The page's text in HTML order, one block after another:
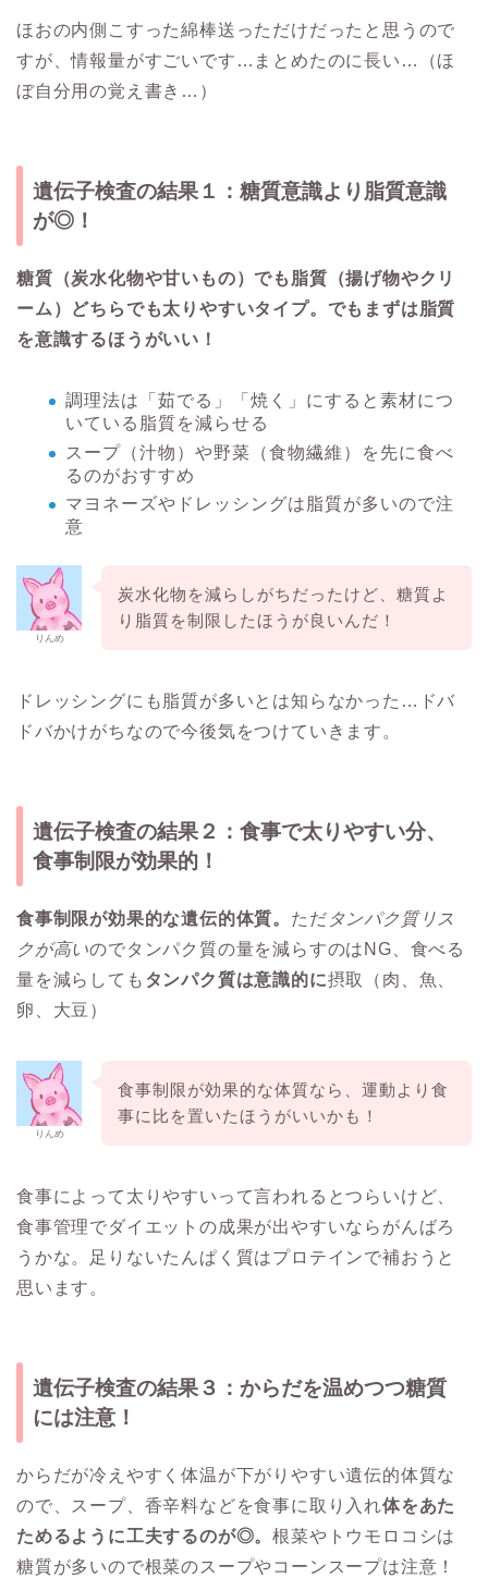
ほおの内側こすった綿棒送っただけだったと思うので
すが、情報量がすごいです…まとめたのに長い…（ほ
ぼ自分用の覚え書き…）
遺伝子検査の結果１：糖質意識より脂質意識
が◎！
糖質（炭水化物や甘いもの）でも脂質（揚げ物やクリ
ーム）どちらでも太りやすいタイプ。でもまずは脂質
を意識するほうがいい！
調理法は「茹でる」「焼く」にすると素材につ
いている脂質を減らせる
スープ（汁物）や野菜（食物繊維）を先に食べ
るのがおすすめ
マヨネーズやドレッシングは脂質が多いので注
意
りんめ
炭水化物を減らしがちだったけど、糖質よ
り脂質を制限したほうが良いんだ！
ドレッシングにも脂質が多いとは知らなかった…ドバ
ドバかけがちなので今後気をつけていきます。
遺伝子検査の結果２：食事で太りやすい分、
食事制限が効果的！
食事制限が効果的な遺伝的体質。 ただ タンパク質リス
クが高いのでタンパク質の量を減らすのはNG、食べる
量を減らしても タンパク質は意識的に摂取（肉、魚、
卵、大豆）
りんめ
食事制限が効果的な体質なら、運動より食
事に比を置いたほうがいいかも！
食事によって太りやすいって言われるとつらいけど、
食事管理でダイエットの成果が出やすいならがんばろ
うかな。足りないたんぱく質はプロテインで補おうと
思います。
遺伝子検査の結果３：からだを温めつつ糖質
には注意！
からだが冷えやすく体温が下がりやすい遺伝的体質な
ので、スープ、香辛料などを食事に取り入れ体をあた
ためるように工夫するのが◎。根菜やトウモロコシは
糖質が多いので根菜のスープやコーンスープは注意！